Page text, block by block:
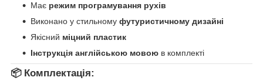
Має режим програмування рухів
Виконано у стильному футуристичному дизайні
Якісний міцний пластик
Інструкція англійською мовою в комплекті
📦 Комплектація: